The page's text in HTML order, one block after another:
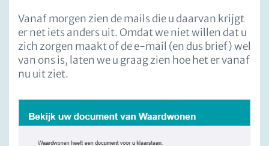
Vanaf morgen zien de mails die u daarvan krijgt
er net iets anders uit. Omdat we niet willen dat u
zich zorgen maakt of de e-mail (en dus brief) wel
van ons is, laten we u graag zien hoe het er vanaf
nu uit ziet.